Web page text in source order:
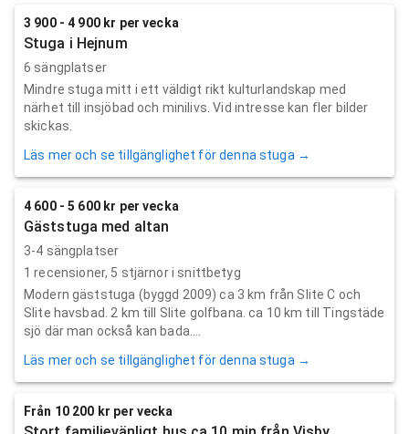
3 900 - 4 900 kr per vecka
Stuga i Hejnum
6 sängplatser
Mindre stuga mitt i ett väldigt rikt kulturlandskap med
närhet till insjöbad och minilivs. Vid intresse kan fler bilder
skickas.
Läs mer och se tillgänglighet för denna stuga →
4 600 - 5 600 kr per vecka
Gäststuga med altan
3-4 sängplatser
1 recensioner, 5 stjärnor i snittbetyg
Modern gäststuga (byggd 2009) ca 3 km från Slite C och
Slite havsbad. 2 km till Slite golfbana. ca 10 km till Tingstäde
sjö där man också kan bada....
Läs mer och se tillgänglighet för denna stuga →
Från 10 200 kr per vecka